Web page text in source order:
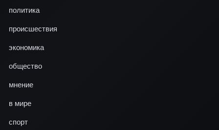
политика
происшествия
экономика
общество
мнение
в мире
спорт